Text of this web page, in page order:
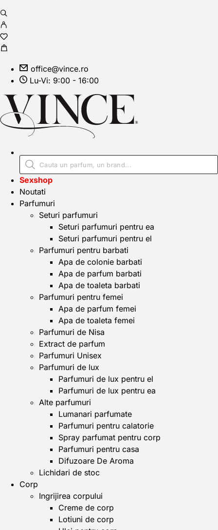
office@vince.ro
Lu-Vi: 9:00 - 16:00
Sexshop
Noutati
Parfumuri
Seturi parfumuri
Seturi parfumuri pentru ea
Seturi parfumuri pentru el
Parfumuri pentru barbati
Apa de colonie barbati
Apa de parfum barbati
Apa de toaleta barbati
Parfumuri pentru femei
Apa de parfum femei
Apa de toaleta femei
Parfumuri de Nisa
Extract de parfum
Parfumuri Unisex
Parfumuri de lux
Parfumuri de lux pentru el
Parfumuri de lux pentru ea
Alte parfumuri
Lumanari parfumate
Parfumuri pentru calatorie
Spray parfumat pentru corp
Parfumuri pentru casa
Difuzoare De Aroma
Lichidari de stoc
Corp
Ingrijirea corpului
Creme de corp
Lotiuni de corp